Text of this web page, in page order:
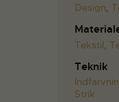
Design,
Tekstil
Teknik
Strik